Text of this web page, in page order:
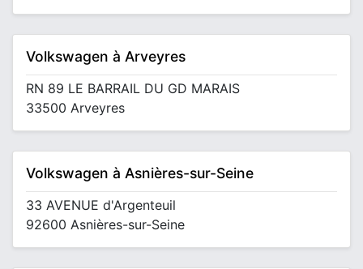
Volkswagen à Arveyres
RN 89 LE BARRAIL DU GD MARAIS
33500 Arveyres
Volkswagen à Asnières-sur-Seine
33 AVENUE d'Argenteuil
92600 Asnières-sur-Seine